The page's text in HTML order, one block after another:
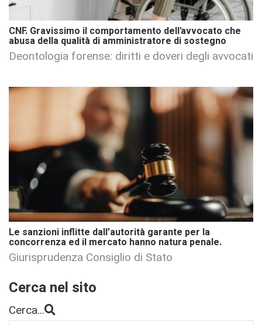
CNF. Gravissimo il comportamento dell'avvocato che
abusa della qualità di amministratore di sostegno
Deontologia forense: diritti e doveri degli avvocati
Le sanzioni inflitte dall’autorità garante per la
concorrenza ed il mercato hanno natura penale.
Giurisprudenza Consiglio di Stato
Cerca nel sito
Cerca...